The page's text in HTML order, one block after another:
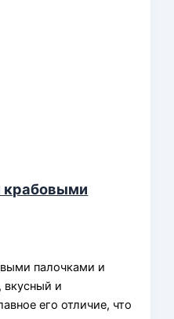
крабовыми
палочками и
и
его отличие, что